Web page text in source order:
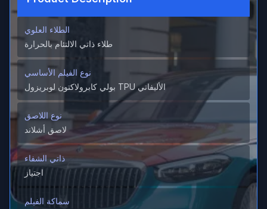
الطلاء العلوي
طلاء ذاتي الالتئام بالحرارة
نوع الفيلم الأساسي
بولي كابرولاكتون لوبريزول TPU الأليفاتي
نوع اللاصق
لاصق أشلاند
ذاتي الشفاء
اجتياز
سماكة الفيلم